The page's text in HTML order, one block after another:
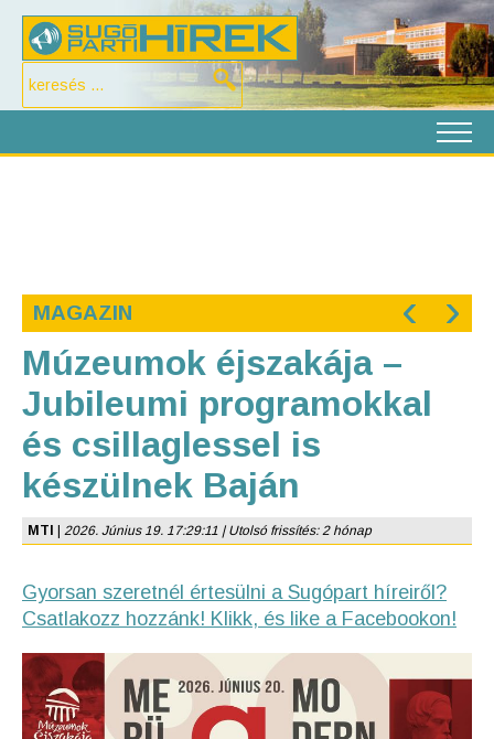
MAGAZIN ‹ ›
Múzeumok éjszakája –
Jubileumi programokkal
és csillaglessel is
készülnek Baján
MTI 2026. Június 19. 17:29:11 | Utolsó frissítés: 2 hónap
Gyorsan szeretnél értesülni a Sugópart híreiről?
Csatlakozz hozzánk! Klikk, és like a Facebookon!